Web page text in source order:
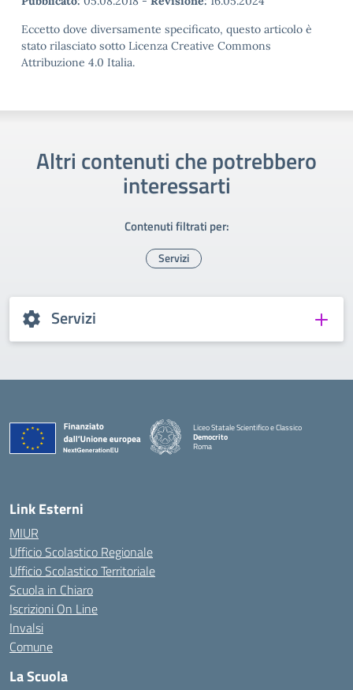
Eccetto dove diversamente specificato, questo articolo è
stato rilasciato sotto Licenza Creative Commons
Attribuzione 4.0 Italia.
Altri contenuti che potrebbero
interessarti
Contenuti filtrati per:
Servizi
Servizi
Liceo Statale Scientifico e Classico
Democrito
Roma
Link Esterni
MIUR
Ufficio Scolastico Regionale
Ufficio Scolastico Territoriale
Scuola in Chiaro
Iscrizioni On Line
Invalsi
Comune
La Scuola